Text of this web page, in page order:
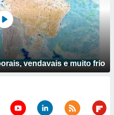
vendavais e muito frio